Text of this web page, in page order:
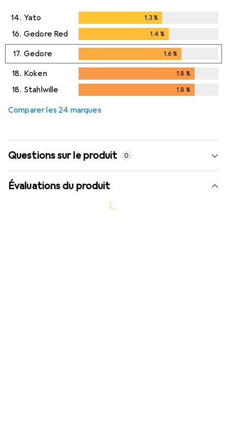
14. Yato 1,3%
16. Gedore Red 1,4 %
17. Gedore 1,6%
18. Koken 1,8 %
18. Stahlwille 1,8 %
Comparer les 24 marques
Questions sur le produit 0
Évaluations du produit